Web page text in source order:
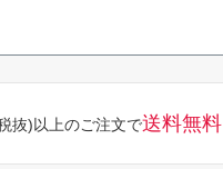
抜)以上のご注文で送料無料